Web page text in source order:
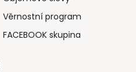
Věrnostní program
FACEBOOK skupina